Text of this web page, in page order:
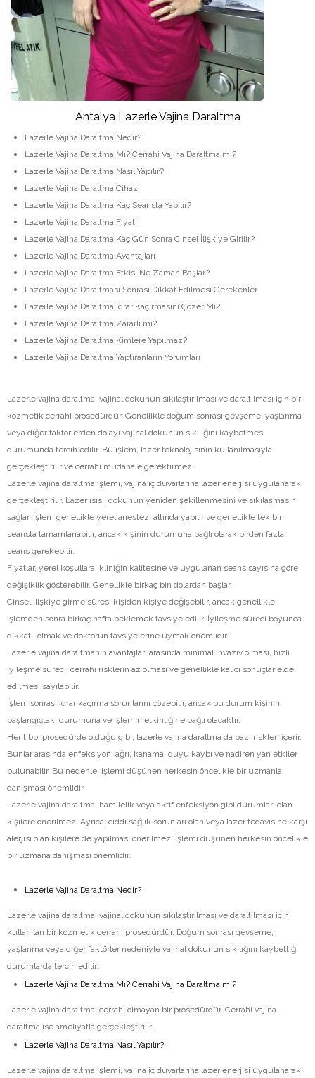
Antalya Lazerle Vajina Daraltma
Lazerle Vajina Daraltma Nedir?
Lazerle Vajina Daraltma Mı? Cerrahi Vajina Daraltma mı?
Lazerle Vajina Daraltma Nasıl Yapılır?
Lazerle Vajina Daraltma Cihazı
Lazerle Vajina Daraltma Kaç Seansta Yapılır?
Lazerle Vajina Daraltma Fiyatı
Lazerle Vajina Daraltma Kaç Gün Sonra Cinsel İlişkiye Girilir?
Lazerle Vajina Daraltma Avantajları
Lazerle Vajina Daraltma Etkisi Ne Zaman Başlar?
Lazerle Vajina Daraltması Sonrası Dikkat Edilmesi Gerekenler
Lazerle Vajina Daraltma İdrar Kaçırmasını Çözer Mi?
Lazerle Vajina Daraltma Zararlı mı?
Lazerle Vajina Daraltma Kimlere Yapılmaz?
Lazerle Vajina Daraltma Yaptıranların Yorumları
Lazerle vajina daraltma, vajinal dokunun sıkılaştırılması ve daraltılması için bir
kozmetik cerrahi prosedürdür. Genellikle doğum sonrası gevşeme, yaşlanma
veya diğer faktörlerden dolayı vajinal dokunun sıkılığını kaybetmesi
durumunda tercih edilir. Bu işlem, lazer teknolojisinin kullanılmasıyla
gerçekleştirilir ve cerrahi müdahale gerektirmez.
Lazerle vajina daraltma işlemi, vajina iç duvarlarına lazer enerjisi uygulanarak
gerçekleştirilir. Lazer ısısı, dokunun yeniden şekillenmesini ve sıkılaşmasını
sağlar. İşlem genellikle yerel anestezi altında yapılır ve genellikle tek bir
seansta tamamlanabilir, ancak kişinin durumuna bağlı olarak birden fazla
seans gerekebilir.
Fiyatlar, yerel koşullara, kliniğin kalitesine ve uygulanan seans sayısına göre
değişiklik gösterebilir. Genellikle birkaç bin dolardan başlar.
Cinsel ilişkiye girme süresi kişiden kişiye değişebilir, ancak genellikle
işlemden sonra birkaç hafta beklemek tavsiye edilir. İyileşme süreci boyunca
dikkatli olmak ve doktorun tavsiyelerine uymak önemlidir.
Lazerle vajina daraltmanın avantajları arasında minimal invaziv olması, hızlı
iyileşme süreci, cerrahi risklerin az olması ve genellikle kalıcı sonuçlar elde
edilmesi sayılabilir.
İşlem sonrası idrar kaçırma sorunlarını çözebilir, ancak bu durum kişinin
başlangıçtaki durumuna ve işlemin etkinliğine bağlı olacaktır.
Her tıbbi prosedürde olduğu gibi, lazerle vajina daraltma da bazı riskleri içerir.
Bunlar arasında enfeksiyon, ağrı, kanama, duyu kaybı ve nadiren yan etkiler
bulunabilir. Bu nedenle, işlemi düşünen herkesin öncelikle bir uzmanla
danışması önemlidir.
Lazerle vajina daraltma, hamilelik veya aktif enfeksiyon gibi durumları olan
kişilere önerilmez. Ayrıca, ciddi sağlık sorunları olan veya lazer tedavisine karşı
alerjisi olan kişilere de yapılması önerilmez. İşlemi düşünen herkesin öncelikle
bir uzmana danışması önemlidir.
Lazerle Vajina Daraltma Nedir?
Lazerle vajina daraltma, vajinal dokunun sıkılaştırılması ve daraltılması için
kullanılan bir kozmetik cerrahi prosedürdür. Doğum sonrası gevşeme,
yaşlanma veya diğer faktörler nedeniyle vajinal dokunun sıkılığını kaybettiği
durumlarda tercih edilir.
Lazerle Vajina Daraltma Mı? Cerrahi Vajina Daraltma mı?
Lazerle vajina daraltma, cerrahi olmayan bir prosedürdür. Cerrahi vajina
daraltma ise ameliyatla gerçekleştirilir.
Lazerle Vajina Daraltma Nasıl Yapılır?
Lazerle vajina daraltma işlemi, vajina iç duvarlarına lazer enerjisi uygulanarak